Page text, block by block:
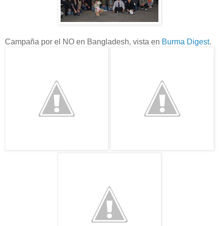
Campaña por el NO en Bangladesh, vista en Burma Digest.